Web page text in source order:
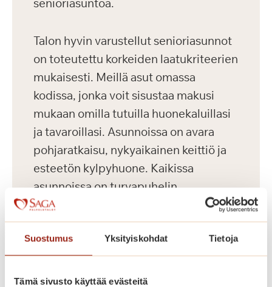
Suostumus Yksityiskohdat Tietoja
Tämä sivusto käyttää evästeitä
senioriasuntoa.
Talon hyvin varustellut senioriasunnot
on toteutettu korkeiden laatukriteerien
mukaisesti. Meillä asut omassa
kodissa, jonka voit sisustaa makusi
mukaan omilla tutuilla huonekaluillasi
ja tavaroillasi. Asunnoissa on avara
pohjaratkaisu, nykyaikainen keittiö ja
esteetön kylpyhuone. Kaikissa
asunnoissa on turvapuhelin,
sammutusjärjestelmä sekä palo- ja
häkävaroitin. Yleisiin tiloihin kuuluvat
kahvila-ravintola, kuntosali, sauna
uima-allasosastolla, pesutupa ja
kerhotilat aktiiviseen vapaa-